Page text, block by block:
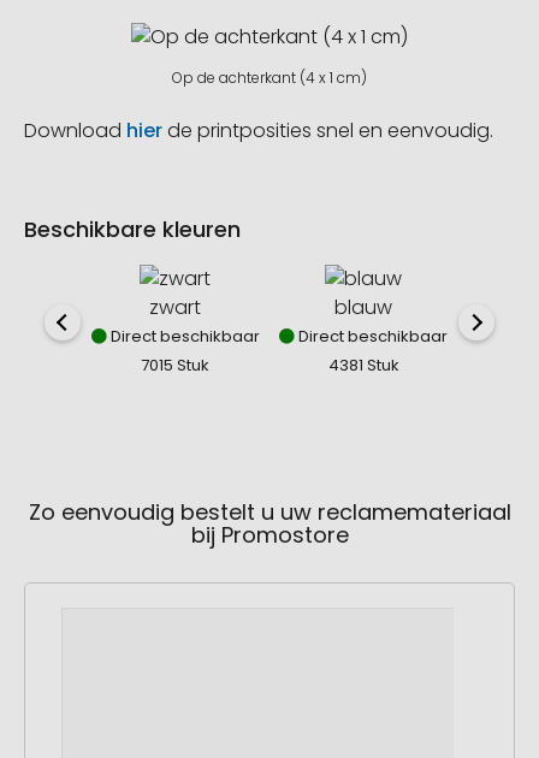
Op de achterkant (4 x 1 cm)
Download hierde printposities snel en eenvoudig.
Beschikbare kleuren
zwart
Direct beschikbaar
7015 Stuk
blauw
Direct beschikbaar
4381 Stuk
Direct
Zo eenvoudig bestelt u uw reclamemateriaal
bij Promostore